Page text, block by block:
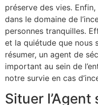
préserve des vies.
dans le domaine de
personnes tranquilles.
et la quiétude que nous
résumer, un agent de
important au sein de
notre survie en cas
Situer